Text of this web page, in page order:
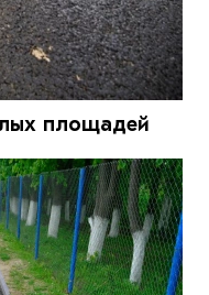
площадей